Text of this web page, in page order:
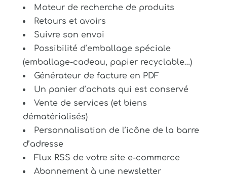
Moteur de recherche de produits
Retours et avoirs
Suivre son envoi
Possibilité d’emballage spéciale
(emballage-cadeau, papier recyclable…)
Générateur de facture en PDF
Un panier d’achats qui est conservé
Vente de services (et biens
dématérialisés)
Personnalisation de l’icône de la barre
d’adresse
Flux RSS de votre site e-commerce
Abonnement à une newsletter